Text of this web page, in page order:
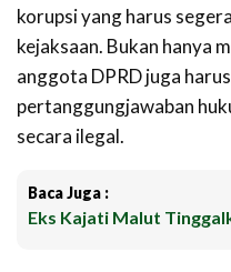
korupsi yang harus
kejaksaan. Bukan hanya
anggota DPRD juga
pertanggungjawaban
secara ilegal.
Baca Juga :
Eks Kajati Malut